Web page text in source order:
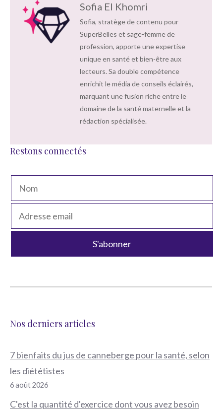
Sofia El Khomri
Sofia, stratège de contenu pour
SuperBelles et sage-femme de
profession, apporte une expertise
unique en santé et bien-être aux
lecteurs. Sa double compétence
enrichit le média de conseils éclairés,
marquant une fusion riche entre le
domaine de la santé maternelle et la
rédaction spécialisée.
Restons connectés
Nos derniers articles
7 bienfaits du jus de canneberge pour la santé, selon
les diététistes
6 août 2026
C'est la quantité d'exercice dont vous avez besoin